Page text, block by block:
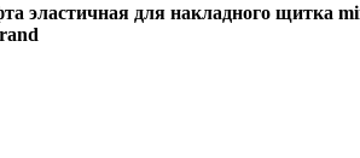
эластичная для накладного щитка